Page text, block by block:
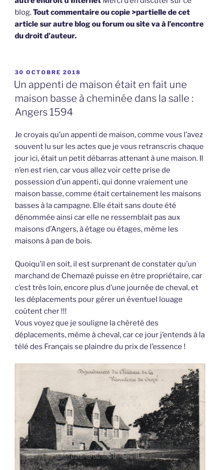
blog.Tout commentaire ou copie >partielle de cet
article sur autre blog ou forum ou site va à l’encontre
du droit d’auteur.
PUBLIÉ
LE
30 OCTOBRE 2018
Un appenti de maison était en fait une
maison basse à cheminée dans la salle :
Angers 1594
Je croyais qu’un appenti de maison, comme vous l’avez
souvent lu sur les actes que je vous retranscris chaque
jour ici, était un petit débarras attenant à une maison. Il
n’en est rien, car vous allez voir cette prise de
possession d’un appenti, qui donne vraiement une
maison basse, comme était certainement les maisons
basses à la campagne. Elle était sans doute été
dénommée ainsi car elle ne ressemblait pas aux
maisons d’Angers, à étage ou étages, même les
maisons à pan de bois.
Quoiqu’il en soit, il est surprenant de constater qu’un
marchand de Chemazé puisse en être propriétaire, car
c’est très loin, encore plus d’une journée de cheval, et
les déplacements pour gérer un éventuel louage
coûtent cher !!!
Vous voyez que je souligne la chèreté des
déplacements, même à cheval, car ce jour j’entends à la
télé des Français se plaindre du prix de l’essence !